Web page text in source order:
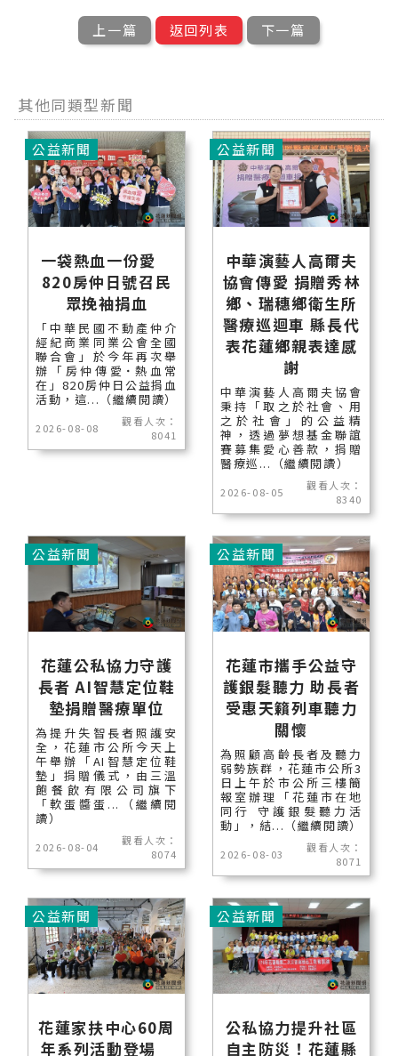
上一篇 返回列表 下一篇
其他同類型新聞
一袋熱血一份愛
820房仲日號召民
眾挽袖捐血
「中華民國不動產仲介
經紀商業同業公會全國
聯合會」於今年再次舉
辦「房仲傳愛˙熱血常
在」820房仲日公益捐血
活動，這...（繼續閱讀）
2026-08-08
觀看人次：
8041
公益新聞
中華演藝人高爾夫
協會傳愛 捐贈秀林
鄉、瑞穗鄉衛生所
醫療巡迴車 縣長代
表花蓮鄉親表達感
謝
中華演藝人高爾夫協會
秉持「取之於社會、用
之於社會」的公益精
神，透過夢想基金聯誼
賽募集愛心善款，捐贈
醫療巡...（繼續閱讀）
2026-08-05
觀看人次：
8340
公益新聞
花蓮公私協力守護
長者 AI智慧定位鞋
墊捐贈醫療單位
為提升失智長者照護安
全，花蓮市公所今天上
午舉辦「AI智慧定位鞋
墊」捐贈儀式，由三溫
飽餐飲有限公司旗下
「軟蛋醬蛋...（繼續閱
讀）
2026-08-04
觀看人次：
8074
公益新聞
花蓮市攜手公益守
護銀髮聽力 助長者
受惠天籟列車聽力
關懷
為照顧高齡長者及聽力
弱勢族群，花蓮市公所3
日上午於市公所三樓簡
報室辦理「花蓮市在地
同行 守護銀髮聽力活
動」，結...（繼續閱讀）
2026-08-03
觀看人次：
8071
公益新聞
花蓮家扶中心60周
年系列活動登場
公益新聞
公私協力提升社區
自主防災！花蓮縣
公益新聞